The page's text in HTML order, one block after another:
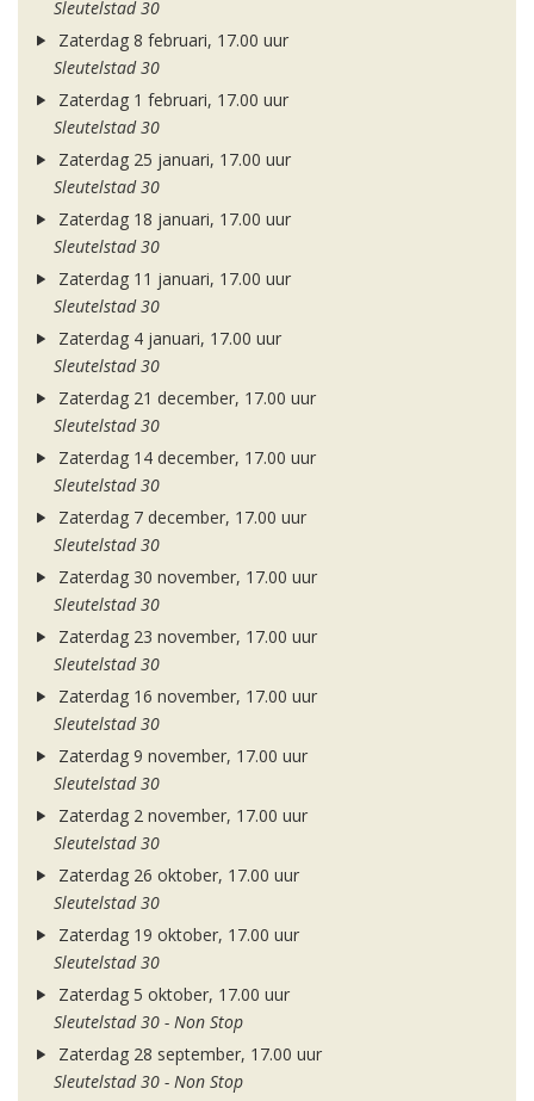
Sleutelstad 30
Zaterdag 8 februari, 17.00 uur
Sleutelstad 30
Zaterdag 1 februari, 17.00 uur
Sleutelstad 30
Zaterdag 25 januari, 17.00 uur
Sleutelstad 30
Zaterdag 18 januari, 17.00 uur
Sleutelstad 30
Zaterdag 11 januari, 17.00 uur
Sleutelstad 30
Zaterdag 4 januari, 17.00 uur
Sleutelstad 30
Zaterdag 21 december, 17.00 uur
Sleutelstad 30
Zaterdag 14 december, 17.00 uur
Sleutelstad 30
Zaterdag 7 december, 17.00 uur
Sleutelstad 30
Zaterdag 30 november, 17.00 uur
Sleutelstad 30
Zaterdag 23 november, 17.00 uur
Sleutelstad 30
Zaterdag 16 november, 17.00 uur
Sleutelstad 30
Zaterdag 9 november, 17.00 uur
Sleutelstad 30
Zaterdag 2 november, 17.00 uur
Sleutelstad 30
Zaterdag 26 oktober, 17.00 uur
Sleutelstad 30
Zaterdag 19 oktober, 17.00 uur
Sleutelstad 30
Zaterdag 5 oktober, 17.00 uur
Sleutelstad 30 - Non Stop
Zaterdag 28 september, 17.00 uur
Sleutelstad 30 - Non Stop